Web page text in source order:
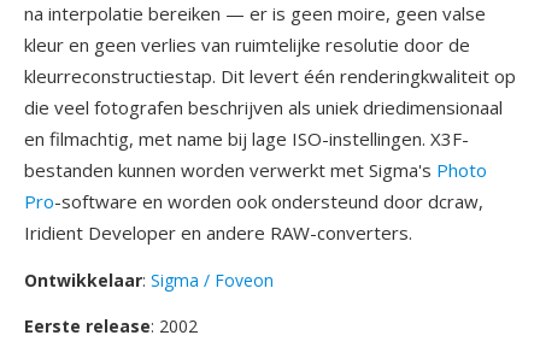
na interpolatie bereiken — er is geen moire, geen valse
kleur en geen verlies van ruimtelijke resolutie door de
kleurreconstructiestap. Dit levert één renderingkwaliteit op
die veel fotografen beschrijven als uniek driedimensionaal
en filmachtig, met name bij lage ISO-instellingen. X3F-
bestanden kunnen worden verwerkt met Sigma's Photo
Pro-software en worden ook ondersteund door dcraw,
Iridient Developer en andere RAW-converters.
Ontwikkelaar: Sigma / Foveon
Eerste release: 2002